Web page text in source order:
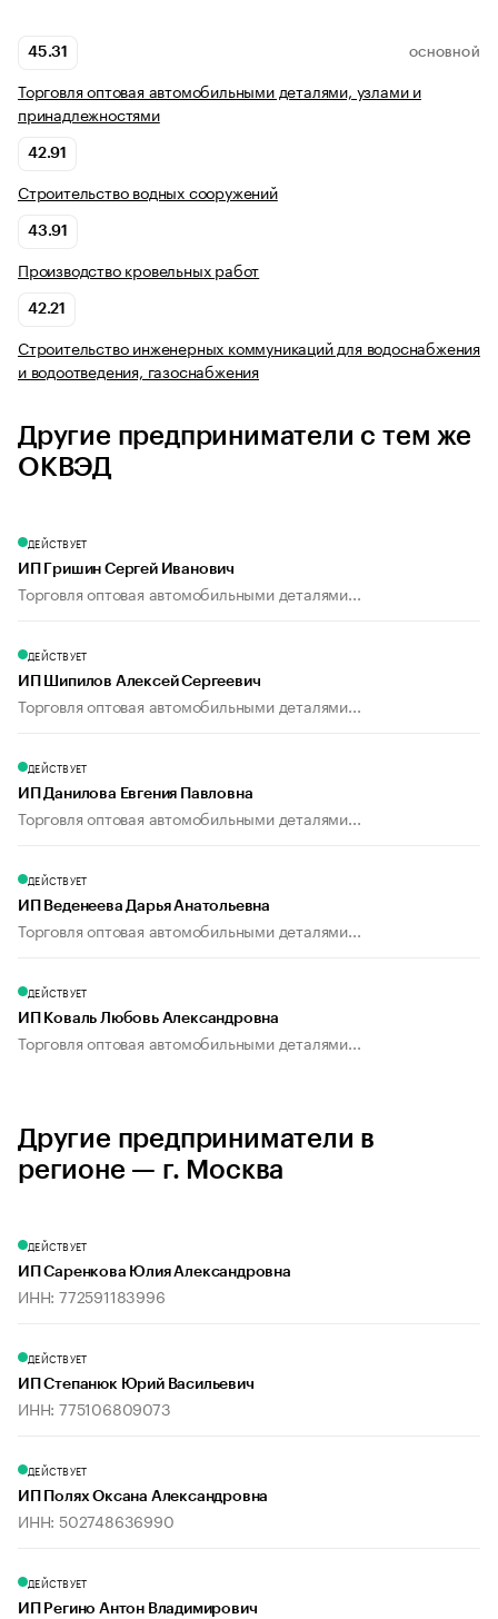
45.31 ОСНОВНОЙ
Торговля оптовая автомобильными деталями, узлами и
принадлежностями
42.91
Строительство водных сооружений
43.91
Производство кровельных работ
42.21
Строительство инженерных коммуникаций для водоснабжения
и водоотведения, газоснабжения
Другие предприниматели с тем же
ОКВЭД
ДЕЙСТВУЕТ
ИП Гришин Сергей Иванович
Торговля оптовая автомобильными деталями...
ДЕЙСТВУЕТ
ИП Шипилов Алексей Сергеевич
Торговля оптовая автомобильными деталями...
ДЕЙСТВУЕТ
ИП Данилова Евгения Павловна
Торговля оптовая автомобильными деталями...
ДЕЙСТВУЕТ
ИП Веденеева Дарья Анатольевна
Торговля оптовая автомобильными деталями...
ДЕЙСТВУЕТ
ИП Коваль Любовь Александровна
Торговля оптовая автомобильными деталями...
Другие предприниматели в
регионе — г. Москва
ДЕЙСТВУЕТ
ИП Саренкова Юлия Александровна
ИНН: 772591183996
ДЕЙСТВУЕТ
ИП Степанюк Юрий Васильевич
ИНН: 775106809073
ДЕЙСТВУЕТ
ИП Полях Оксана Александровна
ИНН: 502748636990
ДЕЙСТВУЕТ
ИП Регино Антон Владимирович